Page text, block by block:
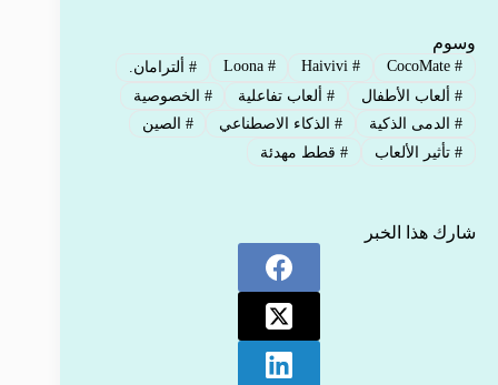
وسوم
#
CocoMate
#
Haivivi
#
Loona
# ألترامان.
#ألعاب الأطفال #ألعاب تفاعلية # الخصوصية
#الدمى الذكية #الذكاء الاصطناعي # الصين
#تأثير الألعاب #قطط مهدئة
شارك هذا الخبر